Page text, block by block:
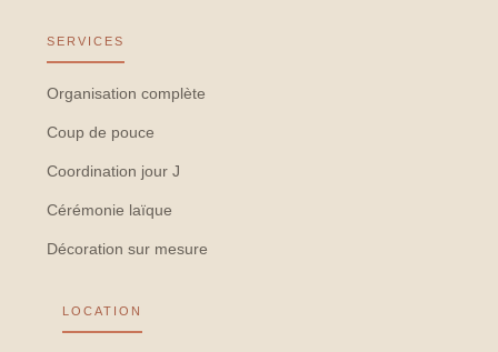
SERVICES
Organisation complète
Coup de pouce
Coordination jour J
Cérémonie laïque
Décoration sur mesure
LOCATION